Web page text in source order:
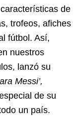
de
trofeos, afiches
fútbol. Así,
nuestros
lanzó su
Messi’,
de su
un país.